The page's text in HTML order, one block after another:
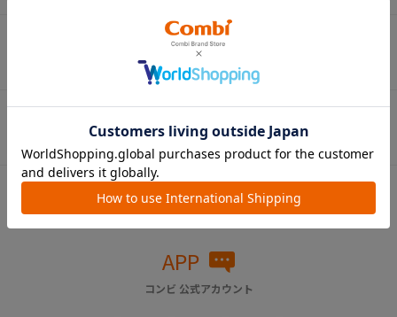
品）
APP
コンビ 公式アカウント